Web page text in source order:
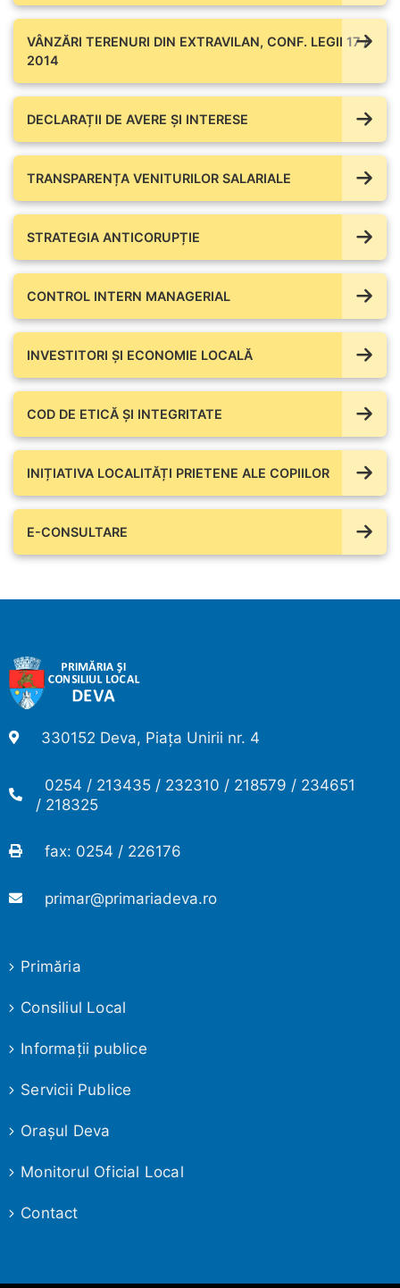
VÂNZĂRI TERENURI DIN EXTRAVILAN, CONF. LEGII 17 /
2014
DECLARAȚII DE AVERE ŞI INTERESE
TRANSPARENȚA VENITURILOR SALARIALE
STRATEGIA ANTICORUPȚIE
CONTROL INTERN MANAGERIAL
INVESTITORI ȘI ECONOMIE LOCALĂ
COD DE ETICĂ ȘI INTEGRITATE
INIȚIATIVA LOCALITĂȚI PRIETENE ALE COPIILOR
E-CONSULTARE
330152 Deva, Piața Unirii nr. 4
0254 / 213435 / 232310 / 218579 / 234651
/ 218325
fax: 0254 / 226176
primar@primariadeva.ro
Primăria
Consiliul Local
Informaţii publice
Servicii Publice
Oraşul Deva
Monitorul Oficial Local
Contact